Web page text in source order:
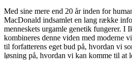
Med sine mere end 20 år inden for
MacDonald indsamlet en lang række
menneskets urgamle genetik fungerer. I
kombineres denne viden med moderne
til forfatterens eget bud på, hvordan vi
løsning på, hvordan vi kan komme til at